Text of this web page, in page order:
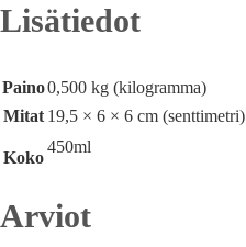
Lisätiedot
Paino0,500 kg (kilogramma)
Mitat 19,5 × 6 × 6 cm (senttimetri)
Koko
450ml
Arviot